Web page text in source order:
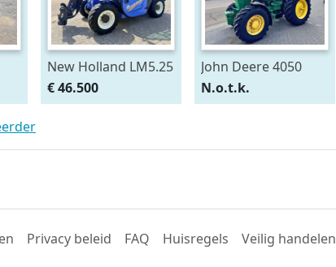
New Holland LM5.25
Verreiker
€ 46.500
John Deere 4050
4WD
N.o.t.k.
Privacy beleid FAQ Huisregels Veilig handelen